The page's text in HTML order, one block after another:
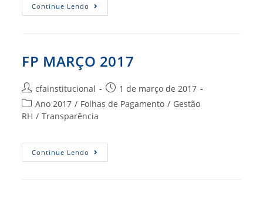
Continue Lendo Diárias
E
FP MARÇO 2017
Autor
do
post:
cfainstitucional
Post
publicado:
1 de março de 2017
Categoria
do
Ano 2017 / Folhas de Pagamento / Gestão
RH / Transparência
Continue Lendo FP
MARÇO